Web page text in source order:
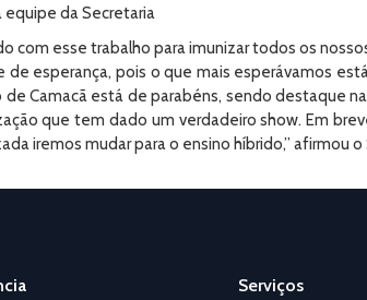
equipe da Secretaria
com esse trabalho para imunizar todos os
de esperança, pois o que mais esperávamos
Camacã está de parabéns, sendo destaque
que tem dado um verdadeiro show. Em
iremos mudar para o ensino híbrido,” afirmou o
Serviços